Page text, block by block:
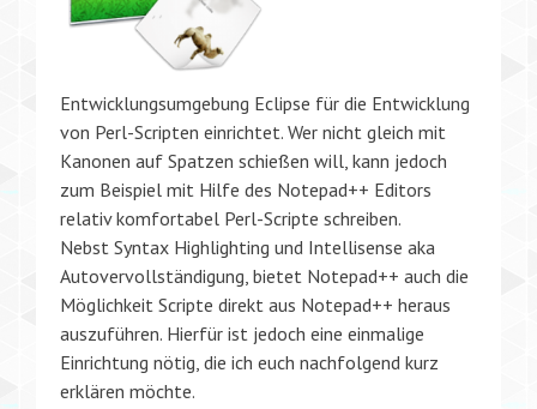
Entwicklungsumgebung Eclipse für die Entwicklung
von Perl-Scripten einrichtet. Wer nicht gleich mit
Kanonen auf Spatzen schießen will, kann jedoch
zum Beispiel mit Hilfe des Notepad++ Editors
relativ komfortabel Perl-Scripte schreiben.
Nebst Syntax Highlighting und Intellisense aka
Autovervollständigung, bietet Notepad++ auch die
Möglichkeit Scripte direkt aus Notepad++ heraus
auszuführen. Hierfür ist jedoch eine einmalige
Einrichtung nötig, die ich euch nachfolgend kurz
erklären möchte.